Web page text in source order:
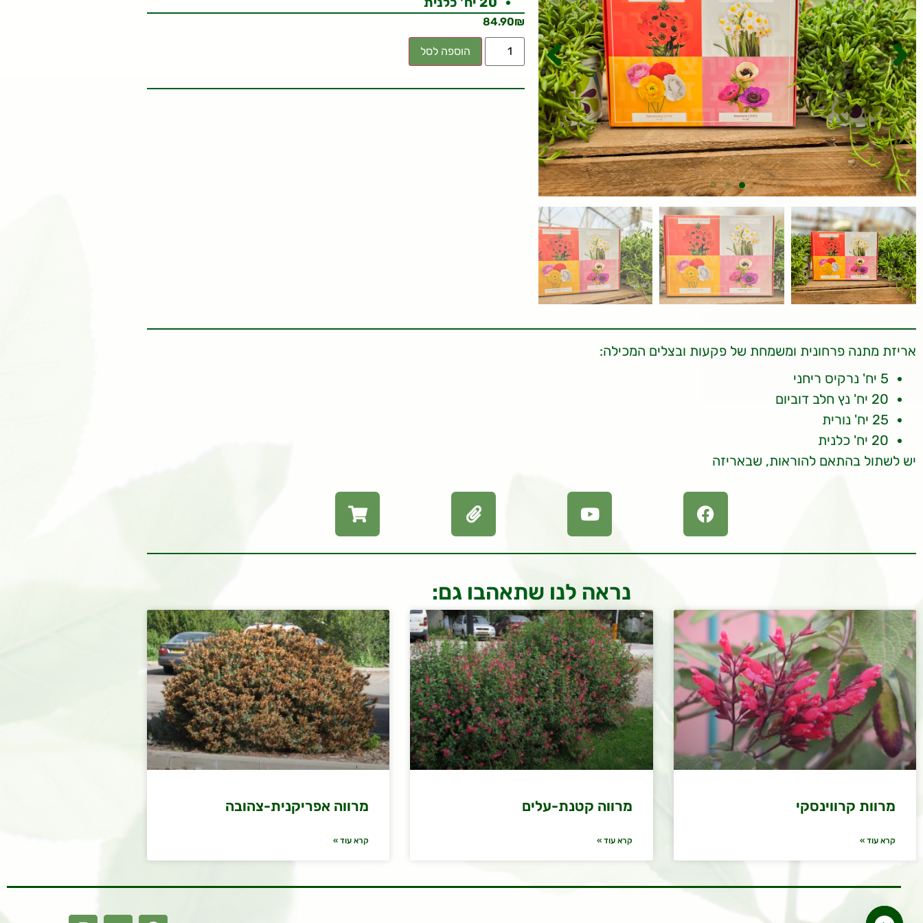
84.90₪
הוספה לסל
אריזת מתנה פרחונית ומשמחת של פקעות ובצלים המכילה:
5 יח' נרקיס ריחני
20 יח' נץ חלב דוביום
25 יח' נורית
20 יח' כלנית
יש לשתול בהתאם להוראות, שבאריזה
נראה לנו שתאהבו גם:
מרוות קרווינסקי
קרא עוד »
מרווה קטנת-עלים
קרא עוד »
מרווה אפריקנית-צהובה
קרא עוד »